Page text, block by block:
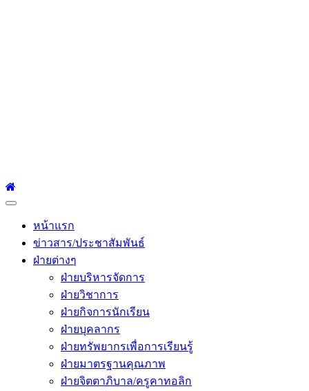
Primary
หน้าแรก
ข่าวสาร/ประชาสัมพันธ์
ฝ่ายต่างๆ
ฝ่ายบริหารจัดการ
ฝ่ายวิชาการ
ฝ่ายกิจการนักเรียน
ฝ่ายบุคลากร
ฝ่ายทรัพยากรเพื่อการเรียนรู้
ฝ่ายมาตรฐานคุณภาพ
ฝ่ายจิตตาภิบาล/ครูคาทอลิก